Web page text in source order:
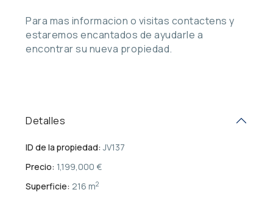
Para mas informacion o visitas contactens y
estaremos encantados de ayudarle a
encontrar su nueva propiedad.
Detalles
ID de la propiedad: JV137
Precio: 1,199,000 €
Superficie: 216 m2